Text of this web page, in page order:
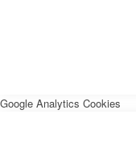
Google Analytics Cookies